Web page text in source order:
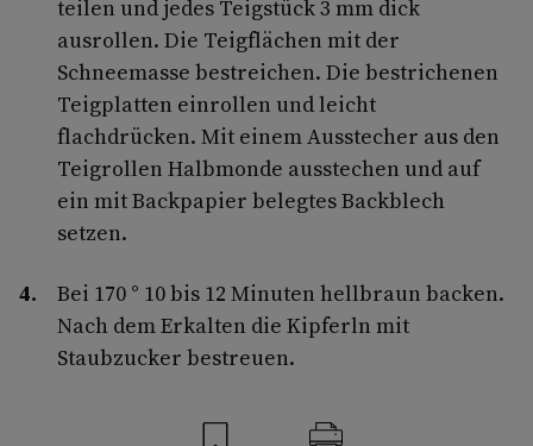
teilen und jedes Teigstück 3 mm dick
ausrollen. Die Teigflächen mit der
Schneemasse bestreichen. Die bestrichenen
Teigplatten einrollen und leicht
flachdrücken. Mit einem Ausstecher aus den
Teigrollen Halbmonde ausstechen und auf
ein mit Backpapier belegtes Backblech
setzen.
Bei 170 ° 10 bis 12 Minuten hellbraun backen.
Nach dem Erkalten die Kipferln mit
Staubzucker bestreuen.